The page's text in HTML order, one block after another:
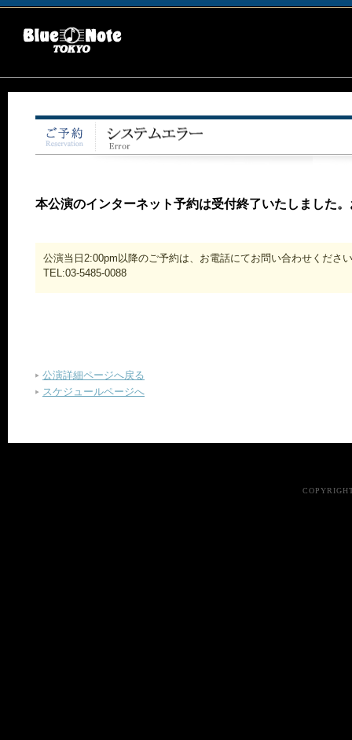
本公演のインターネット予約は受付終了いたしました
公演当日2:00pm以降のご予約は、お電話にてお問い合わせくださ
TEL:03-5485-0088
公演詳細ページへ戻る
スケジュールページへ